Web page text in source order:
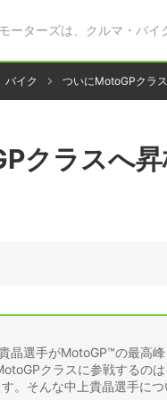
モーターズは、クルマ・バイ
バイク ついにMotoGPクラ
クラスへ
晶選手がMotoGP™の最高
クラスに参戦するの
。そんな中上貴晶選手に